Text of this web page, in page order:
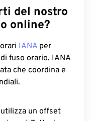
del nostro
online?
IANA per
fuso orario. IANA
che coordina e
un offset